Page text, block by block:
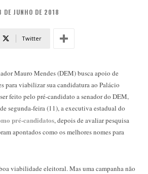
DE JUNHO DE 2018
Twitter
Mauro Mendes (DEM) busca apoio de
para viabilizar sua candidatura ao Palácio
feito pelo pré-candidato a senador do DEM,
segunda-feira (11), a executiva estadual do
pré-candidatos, depois de avaliar pesquisa
apontados como os melhores nomes para
viabilidade eleitoral. Mas uma campanha não